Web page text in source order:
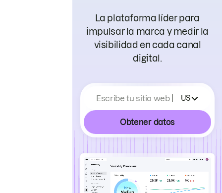
La plataforma líder para
impulsar la marca y medir la
visibilidad en cada canal
digital.
Escribe tu sitio web US
Obtener datos